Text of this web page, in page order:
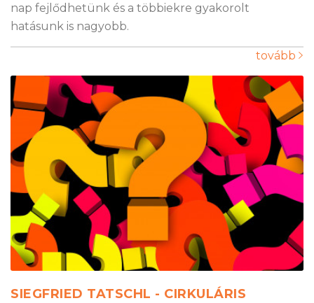
nap fejlődhetünk és a többiekre gyakorolt
hatásunk is nagyobb.
tovább
SIEGFRIED TATSCHL - CIRKULÁRIS